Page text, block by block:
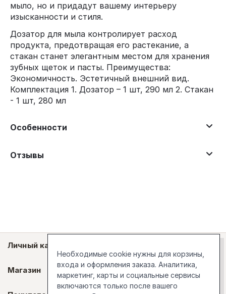
мыло, но и придадут вашему интерьеру
изысканности и стиля.
Дозатор для мыла контролирует расход
продукта, предотвращая его растекание, а
стакан станет элегантным местом для хранения
зубных щеток и пасты. Преимущества:
Экономичность. Эстетичный внешний вид.
Комплектация 1. Дозатор – 1 шт, 290 мл 2. Стакан
- 1 шт, 280 мл
Особенности
Отзывы
Личный кабинет
Магазин
Необходимые cookie нужны для корзины,
входа и оформления заказа. Аналитика,
маркетинг, карты и социальные сервисы
включаются только после вашего